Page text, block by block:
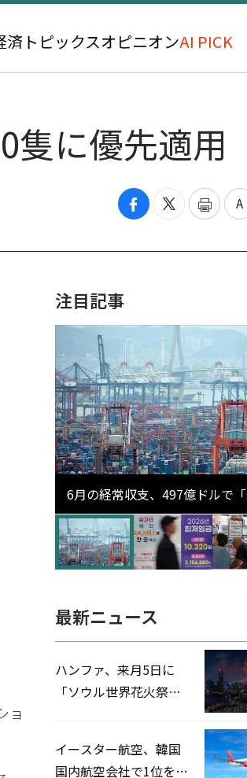
済 トピックスオピニオンAI PICK
隻に優先適用
ョ
注目記事
6月の経常収支、497億ドルで
最大」…輸出が初の1000億ド
最新ニュース
ハンファ、来月5日に
「ソウル世界花火祭り
イースター航空、韓国
国内航空会社で1位を記